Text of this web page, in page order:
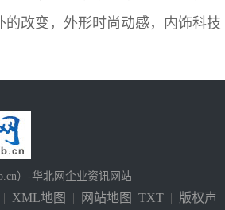
改变，外形时尚动感，内饰科技
）-华北网企业资讯网站
| XML地图 | 网站地图 TXT | 版权声